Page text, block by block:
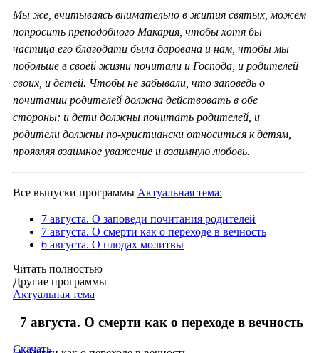
Мы же, вчитываясь внимательно в жития святых, можем
попросить преподобного Макария, чтобы хотя бы
частица его благодати была дарована и нам, чтобы мы
побольше в своей жизни почитали и Господа, и родителей
своих, и детей. Чтобы не забывали, что заповедь о
почитании родителей должна действовать в обе
стороны: и дети должны почитать родителей, и
родители должны по-христиански относиться к детям,
проявляя взаимное уважение и взаимную любовь.
Все выпуски программы Актуальная тема:
7 августа. О заповеди почитания родителей
7 августа. О смерти как о переходе в вечность
6 августа. О плодах молитвы
Читать полностью
Другие программы
Актуальная тема
7 августа. О смерти как о переходе в вечность
Скачать